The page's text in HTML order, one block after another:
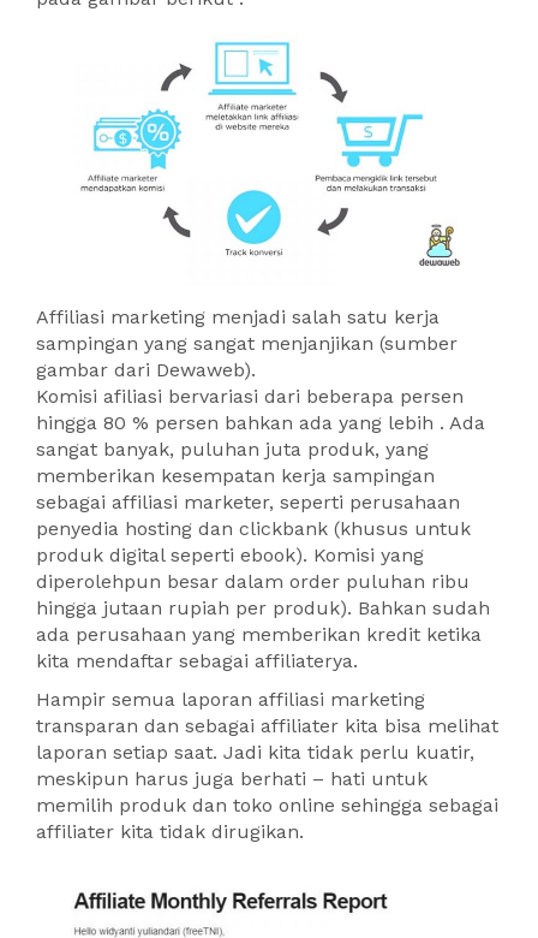
Affiliasi marketing menjadi salah satu kerja
sampingan yang sangat menjanjikan (sumber
gambar dari Dewaweb).
Komisi afiliasi bervariasi dari beberapa persen
hingga 80 % persen bahkan ada yang lebih . Ada
sangat banyak, puluhan juta produk, yang
memberikan kesempatan kerja sampingan
sebagai affiliasi marketer, seperti perusahaan
penyedia hosting dan clickbank (khusus untuk
produk digital seperti ebook). Komisi yang
diperolehpun besar dalam order puluhan ribu
hingga jutaan rupiah per produk). Bahkan sudah
ada perusahaan yang memberikan kredit ketika
kita mendaftar sebagai affiliaterya.
Hampir semua laporan affiliasi marketing
transparan dan sebagai affiliater kita bisa melihat
laporan setiap saat. Jadi kita tidak perlu kuatir,
meskipun harus juga berhati – hati untuk
memilih produk dan toko online sehingga sebagai
affiliater kita tidak dirugikan.